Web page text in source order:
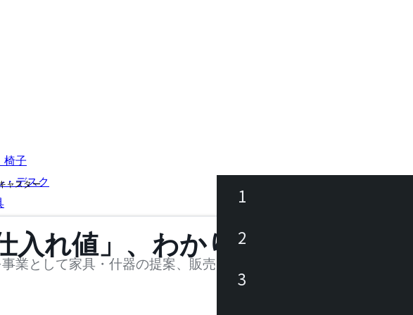
椅子
・デスク
クセサリー・備品
ア雑貨
ます
ャスター
入れ値」、わかります。
業として家具・什器の提案、販売を行う法人様および個人事業主
1
2
3